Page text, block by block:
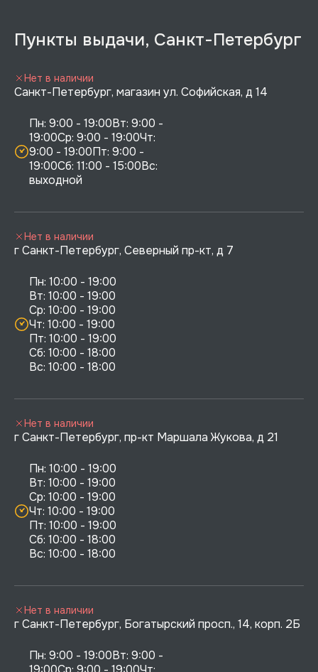
Пункты выдачи, Санкт-Петербург
Санкт-Петербург, магазин ул. Софийская, д 14
Пн: 9:00 - 19:00Вт: 9:00 -
19:00Ср: 9:00 - 19:00Чт:
9:00 - 19:00Пт: 9:00 -
19:00Сб: 11:00 - 15:00Вс:
выходной
Нет в наличии
г Санкт-Петербург, Северный пр-кт, д 7
Пн: 10:00 - 19:00
Вт: 10:00 - 19:00
Ср: 10:00 - 19:00
Чт: 10:00 - 19:00
Пт: 10:00 - 19:00
Сб: 10:00 - 18:00
Нет в наличии
г Санкт-Петербург, пр-кт Маршала Жукова, д 21
Пн: 10:00 - 19:00
Вт: 10:00 - 19:00
Ср: 10:00 - 19:00
Чт: 10:00 - 19:00
Пт: 10:00 - 19:00
Сб: 10:00 - 18:00
Нет в наличии
г Санкт-Петербург, Богатырский просп., 14, корп. 2Б
Пн: 9:00 - 19:00Вт: 9:00 -
Нет в наличии